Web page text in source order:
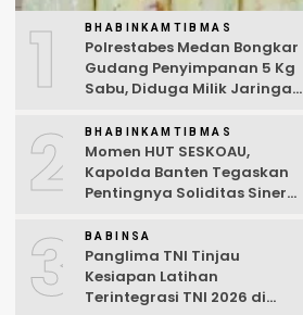
1 BHABINKAMTIBMAS
Polrestabes Medan Bongkar
Gudang Penyimpanan 5 Kg
Sabu, Diduga Milik Jaringan
2 BHABINKAMTIBMAS
Momen HUT SESKOAU,
Kapolda Banten Tegaskan
Pentingnya Soliditas Sinergi
3 BABINSA
Panglima TNI Tinjau
Kesiapan Latihan
Terintegrasi TNI 2026 di